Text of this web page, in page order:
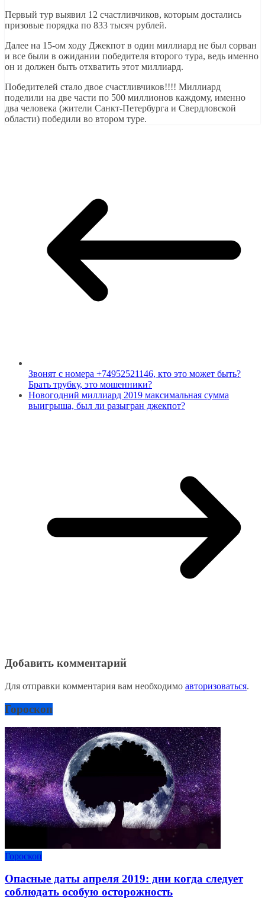
Первый тур выявил 12 счастливчиков, которым достались
призовые порядка по 833 тысяч рублей.
Далее на 15-ом ходу Джекпот в один миллиард не был сорван
и все были в ожидании победителя второго тура, ведь именно
он и должен быть отхватить этот миллиард.
Победителей стало двое счастливчиков!!!! Миллиард
поделили на две части по 500 миллионов каждому, именно
два человека (жители Санкт-Петербурга и Свердловской
области) победили во втором туре.
Звонят с номера +74952521146, кто это может быть?
Брать трубку, это мошенники?
Новогодний миллиард 2019 максимальная сумма
выигрыша, был ли разыгран джекпот?
Добавить комментарий
Для отправки комментария вам необходимо авторизоваться.
Гороскоп
Гороскоп
Опасные даты апреля 2019: дни когда следует
соблюдать особую осторожность